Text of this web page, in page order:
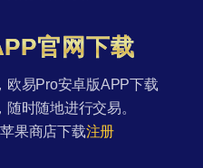
官网下载
欧易Pro安卓版APP下载
时随地进行交易。
果商店下载注册